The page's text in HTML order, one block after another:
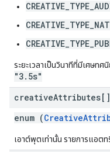
ระยะเวลาเป็นวินาทีที่มีเศษท
"3.5s"
creativeAttributes[]
enum (
เอาต์พุตเท่านั้น รายการแอต